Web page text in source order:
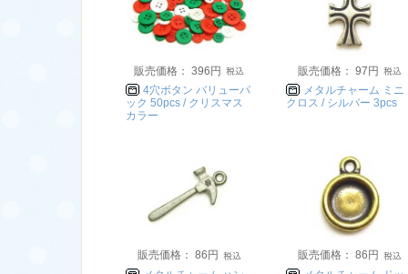
販売価格： 396円
4穴ボタン バリューパ
ック 50pcs / クリスマス
カラー
販売価格： 97円
メタルチャーム ミニ
クロス / シルバー 3pcs
販売価格： 86円
販売価格： 86円